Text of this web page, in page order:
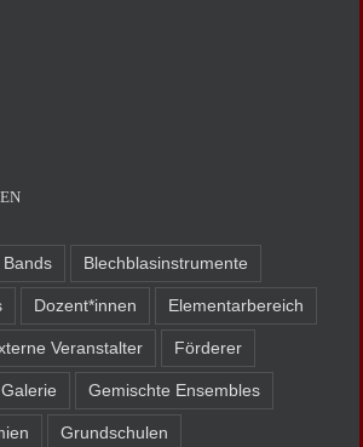
Bands Blechblasinstrumente
Dozent*innen Elementarbereich
Veranstalter Förderer
Galerie Gemischte Ensembles
Grundschulen